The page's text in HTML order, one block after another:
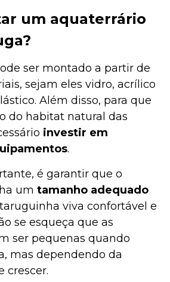
um aquaterrário
ser montado a partir de
sejam eles vidro, acrílico
Além disso, para que
do habitat natural das
investir em
.
é garantir que o
um tamanho adequado
viva confortável e
se esqueça que as
ser pequenas quando
mas dependendo da
crescer.